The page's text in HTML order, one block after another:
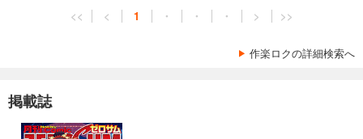
<< < 1 ・ ・ ・ > >>
作楽ロクの詳細検索へ
掲載誌